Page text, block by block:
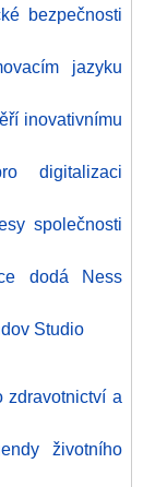
bezpečnosti
jazyku
inovativnímu
digitalizaci
společnosti
dodá Ness
Studio
zdravotnictví a
životního